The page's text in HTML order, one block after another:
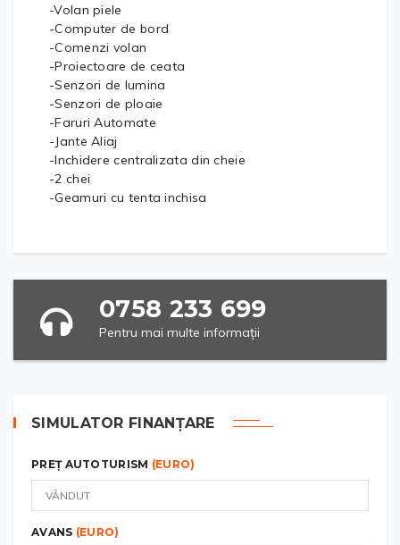
-Volan piele
-Computer de bord
-Comenzi volan
-Proiectoare de ceata
-Senzori de lumina
-Senzori de ploaie
-Faruri Automate
-Jante Aliaj
-Inchidere centralizata din cheie
-2 chei
-Geamuri cu tenta inchisa
0758 233 699
Pentru mai multe informații
SIMULATOR FINANȚARE
PREȚ AUTOTURISM (EURO)
AVANS (EURO)